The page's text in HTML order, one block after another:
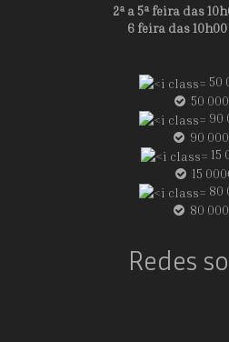
2ª a 5ª feira das
6 feira das 10h00
50
50
90
90
15
15
80
80
Redes